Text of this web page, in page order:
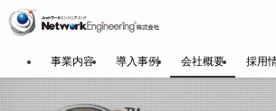
事業内容 導入事例 会社概要 採用